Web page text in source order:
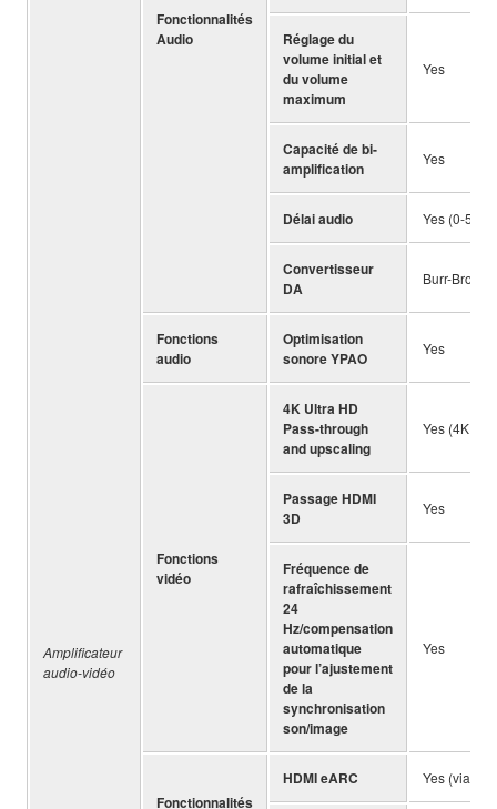
Amplificateur
audio-vidéo
Fonctionnalités
Audio
Réglage du
volume initial et
du volume
maximum
Yes
Capacité de bi-
amplification
Yes
Délai audio Yes (0-500
Convertisseur
DA
Burr-Brown
Fonctions
audio
Optimisation
sonore YPAO
Yes
Fonctions
vidéo
4K Ultra HD
Pass-through
and upscaling
Yes (4K /
Passage HDMI
3D
Yes
Fréquence de
rafraîchissement
24
Hz/compensation
automatique
pour l’ajustement
de la
synchronisation
son/image
Yes
Fonctionnalités
HDMI eARC Yes (via